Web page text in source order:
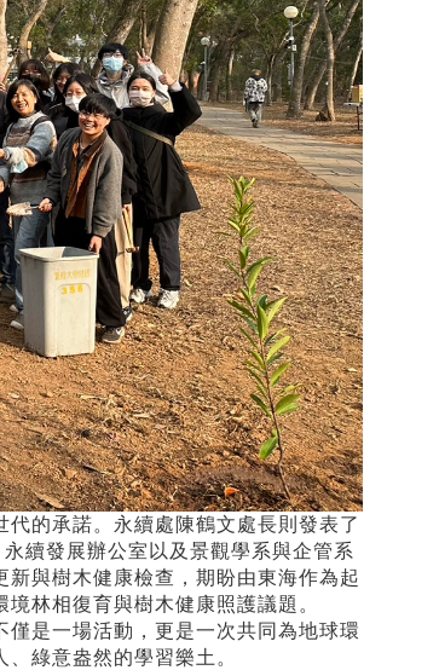
的承諾。永續處陳鶴文處長則發表了
續發展辦公室以及景觀學系與企管系
與樹木健康檢查，期盼由東海作為起
林相復育與樹木健康照護議題。
是一場活動，更是一次共同為地球環
綠意盎然的學習樂土。